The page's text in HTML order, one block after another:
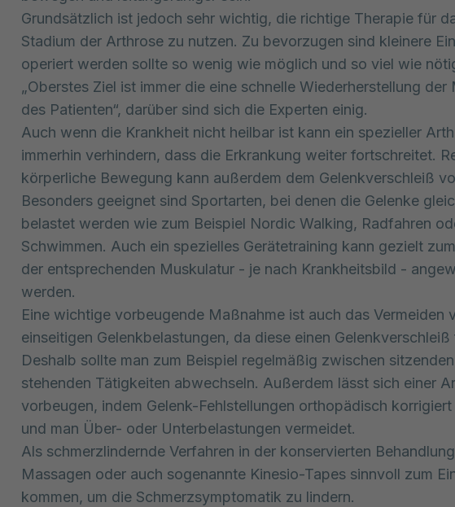
Grundsätzlich ist jedoch sehr wichtig, die richtige Therapie für
Stadium der Arthrose zu nutzen. Zu bevorzugen sind kleinere
operiert werden sollte so wenig wie möglich und so viel wie
„Oberstes Ziel ist immer die eine schnelle Wiederherstellung der
des Patienten“, darüber sind sich die Experten einig.
Auch wenn die Krankheit nicht heilbar ist kann ein spezieller
immerhin verhindern, dass die Erkrankung weiter fortschreitet.
körperliche Bewegung kann außerdem dem Gelenkverschleiß
Besonders geeignet sind Sportarten, bei denen die Gelenke
belastet werden wie zum Beispiel Nordic Walking, Radfahren
Schwimmen. Auch ein spezielles Gerätetraining kann gezielt
der entsprechenden Muskulatur - je nach Krankheitsbild -
werden.
Eine wichtige vorbeugende Maßnahme ist auch das Vermeiden
einseitigen Gelenkbelastungen, da diese einen Gelenkverschleiß
Deshalb sollte man zum Beispiel regelmäßig zwischen
stehenden Tätigkeiten abwechseln. Außerdem lässt sich einer
vorbeugen, indem Gelenk-Fehlstellungen orthopädisch
und man Über- oder Unterbelastungen vermeidet.
Als schmerzlindernde Verfahren in der konservierten
Massagen oder auch sogenannte Kinesio-Tapes sinnvoll zum
kommen, um die Schmerzsymptomatik zu lindern.